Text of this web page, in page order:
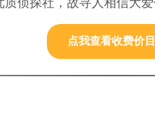
侦探社，故寻人相信大爱
点我查看收费价目